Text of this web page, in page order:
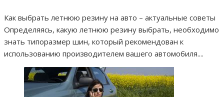
Как выбрать летнюю резину на авто – актуальные советы
Определяясь, какую летнюю резину выбрать, необходимо
знать типоразмер шин, который рекомендован к
использованию производителем вашего автомобиля....